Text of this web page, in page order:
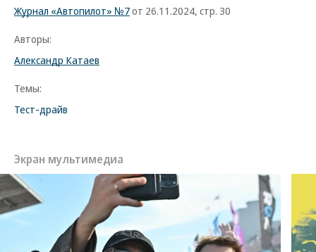
Журнал «Автопилот» №7от 26.11.2024, стр. 30
Авторы:
Александр Катаев
Темы:
Тест-драйв
Экран мультимедиа